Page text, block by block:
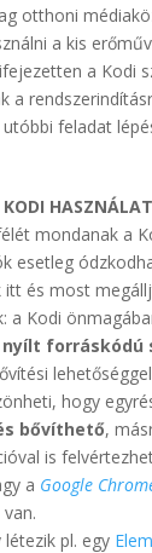
otthoni
a kis
a Kodi
a
feladat
KODI
mondanak a
esetleg
itt és most
a Kodi
nyílt forráskódú
hogy
bővíthető,
is
a Google
pl. egy